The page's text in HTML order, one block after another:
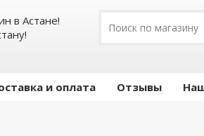
в Астане!
и оплата Отзывы